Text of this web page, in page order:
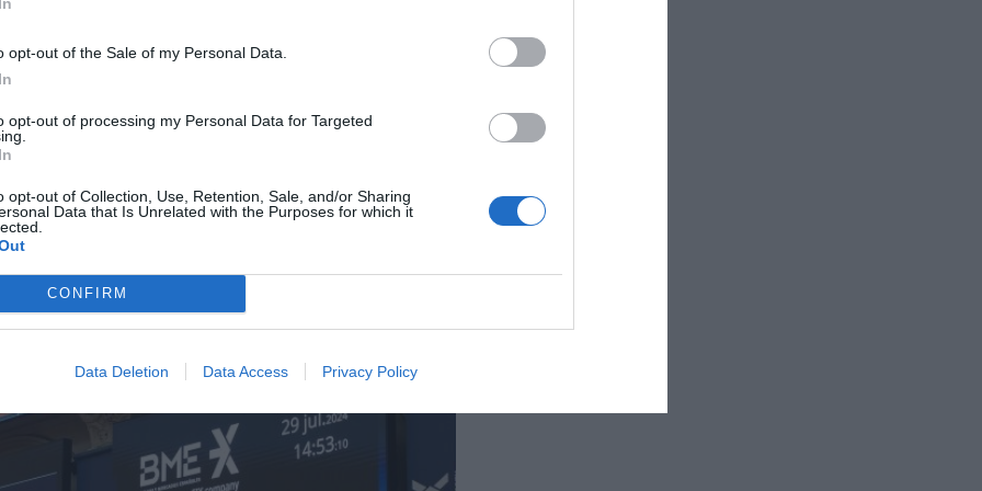
opt-out of the Sale of my Personal Data.
opt-out of processing my Personal Data for Targeted
opt-out of Collection, Use, Retention, Sale, and/or Sharing
Data that Is Unrelated with the Purposes for which it
CONFIRM
Data Deletion Data Access Privacy Policy
de
han passat en aquests mesos, però no
a llarg termini. Pels amants de l’estadística
rellevants. Per una banda, el mes de
alta que la resta, en el que es coneix com a
període que concentra el gruix de la rendibilitat
de novembre fins al 30 d’abril.
nou curs borsari